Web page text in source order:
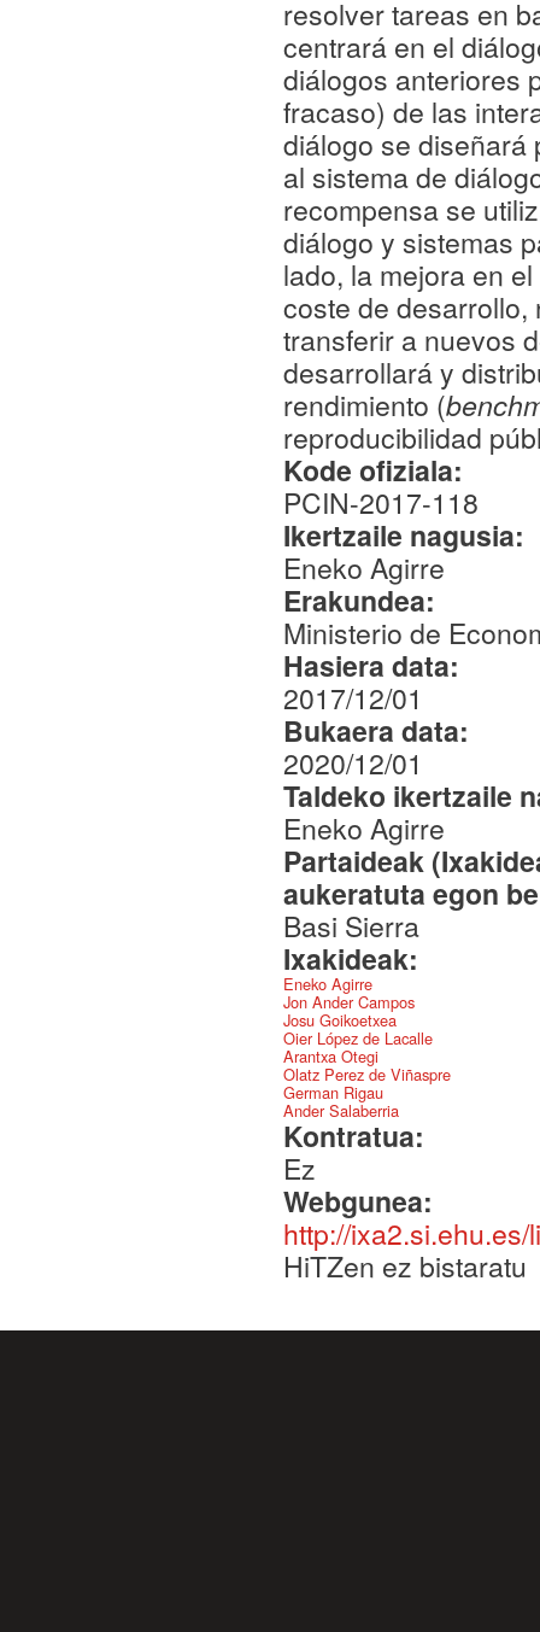
resolver tareas en
centrará en el
diálogos anteriores
fracaso) de las
diálogo se diseñará
al sistema de
recompensa se
diálogo y sistemas
lado, la mejora en
coste de desarrollo,
transferir a nuevos
desarrollará y
rendimiento (
reproducibilidad
Kode ofiziala:
PCIN-2017-118
Ikertzaile nagusia:
Eneko Agirre
Erakundea:
Ministerio de
Hasiera data:
2017/12/01
Bukaera data:
2020/12/01
Taldeko ikertzaile
Eneko Agirre
Partaideak
aukeratuta egon
Basi Sierra
Ixakideak:
Eneko Agirre
Jon Ander Campos
Josu Goikoetxea
Oier López de Lacalle
Arantxa Otegi
Olatz Perez de Viñaspre
German Rigau
Ander Salaberria
Kontratua:
Ez
Webgunea:
http://ixa2.si.ehu.es/
HiTZen ez bistaratu